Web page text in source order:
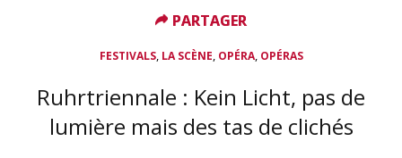
FESTIVALS, LA SCÈNE, OPÉRA, OPÉRAS
Ruhrtriennale : Kein Licht, pas de
lumière mais des tas de clichés
PARTAGER
PARTAGER